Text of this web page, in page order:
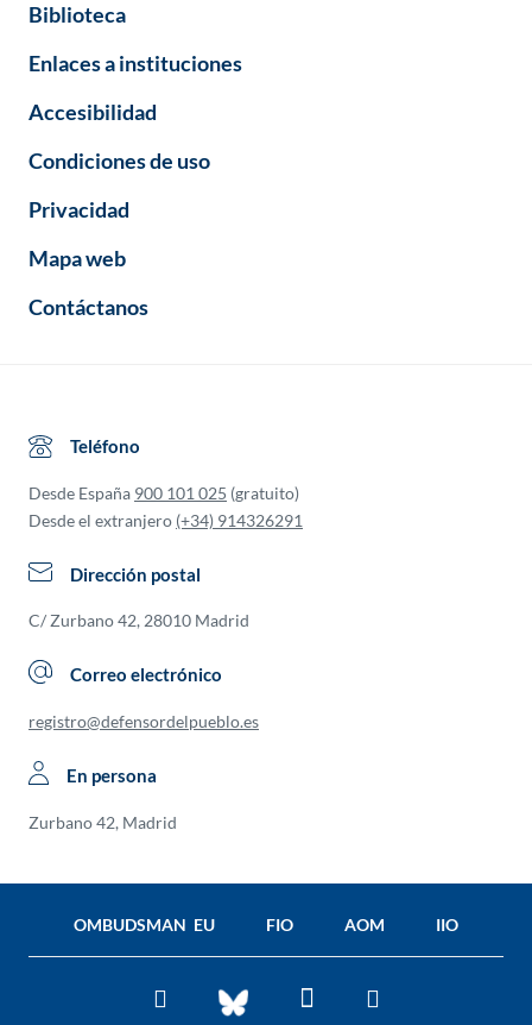
Biblioteca
Enlaces a instituciones
Accesibilidad
Condiciones de uso
Privacidad
Mapa web
Contáctanos
Teléfono
Desde España 900 101 025 (gratuito)
Desde el extranjero (+34) 914326291
Dirección postal
C/ Zurbano 42, 28010 Madrid
Correo electrónico
registro@defensordelpueblo.es
En persona
Zurbano 42, Madrid
OMBUDSMAN EU FIO AOM IIO
Twitter BlueSkyFacebookYou
Tube